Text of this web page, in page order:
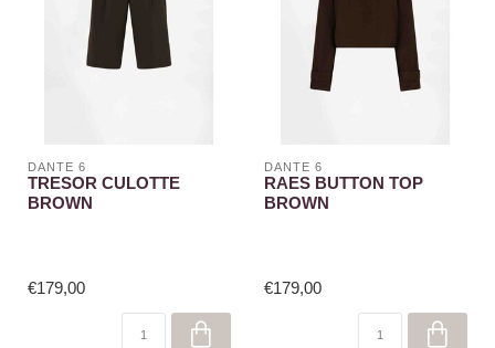
DANTE 6
TRESOR CULOTTE
BROWN
€179,00
DANTE 6
RAES BUTTON TOP
BROWN
€179,00